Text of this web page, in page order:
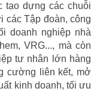
tạo dựng các chuỗi
các Tập đoàn, công
doanh nghiệp nhà
VRG..., mà còn
tư nhân lớn hàng
cường liên kết, mở
kinh doanh, tối ưu